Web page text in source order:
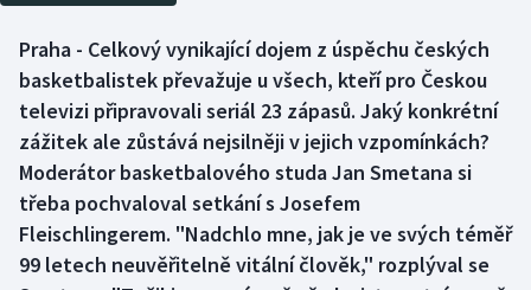
Curling
Dostihy
Florbal
Futsal
Praha - Celkový vynikající dojem z úspěchu českých
basketbalistek převažuje u všech, kteří pro Českou
televizi připravovali seriál 23 zápasů. Jaký konkrétní
zážitek ale zůstává nejsilněji v jejich vzpomínkách?
Moderátor basketbalového studa Jan Smetana si
třeba pochvaloval setkání s Josefem
Fleischlingerem. "Nadchlo mne, jak je ve svých téměř
99 letech neuvěřitelně vitální člověk," rozplýval se